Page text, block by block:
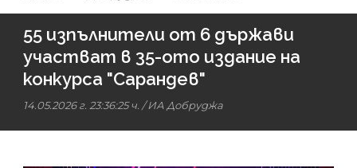
55 изпълнители от 6 държави
участват в 35-ото издание на
конкурса "Сарандев"
14.05.2026 г. 23:36:25 ч. /ИА Добруджа